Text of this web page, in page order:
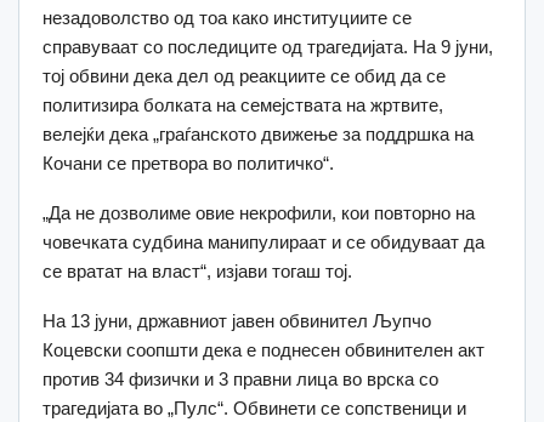
незадоволство од тоа како институциите се
справуваат со последиците од трагедијата. На 9 јуни,
тој обвини дека дел од реакциите се обид да се
политизира болката на семејствата на жртвите,
велејќи дека „граѓанското движење за поддршка на
Кочани се претвора во политичко“.
„Да не дозволиме овие некрофили, кои повторно на
човечката судбина манипулираат и се обидуваат да
се вратат на власт“, изјави тогаш тој.
На 13 јуни, државниот јавен обвинител Љупчо
Коцевски соопшти дека е поднесен обвинителен акт
против 34 физички и 3 правни лица во врска со
трагедијата во „Пулс“. Обвинети се сопственици и